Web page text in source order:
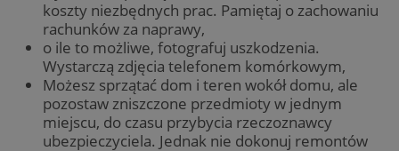
koszty niezbędnych prac. Pamiętaj o zachowaniu
rachunków za naprawy,
o ile to możliwe, fotografuj uszkodzenia.
Wystarczą zdjęcia telefonem komórkowym,
Możesz sprzątać dom i teren wokół domu, ale
pozostaw zniszczone przedmioty w jednym
miejscu, do czasu przybycia rzeczoznawcy
ubezpieczyciela. Jednak nie dokonuj remontów